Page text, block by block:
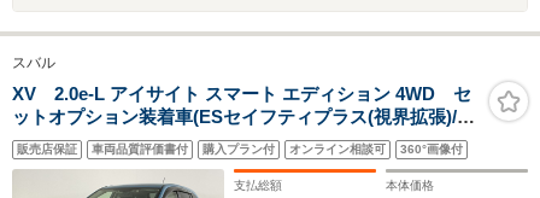
スバル
XV 2.0e-L アイサイト スマート エディション 4WD セ
ットオプション装着車(ESセイフティプラス(視界拡張)/P
シート/シートポジションメモリー)/ESコアテクノロジー/
クリアビューパック/Panasonicビルトインナビ/フルセグ
TV/Blu-ray/Bluetooth/ETC/純正ドラレコ
販売店保証 車両品質評価書付 購入プラン付 オンライン相談可 360°画像付
支払総額 本体価格